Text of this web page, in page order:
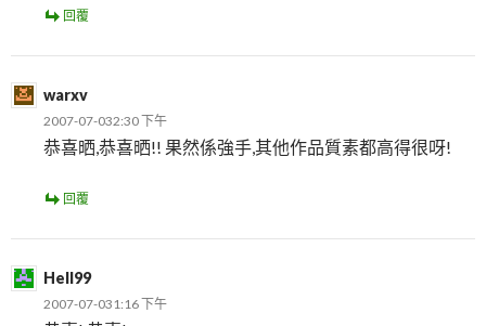
回覆
warxv
2007-07-032:30 下午
恭喜晒,恭喜晒!! 果然係強手,其他作品質素都高得很呀!
回覆
Hell99
2007-07-031:16 下午